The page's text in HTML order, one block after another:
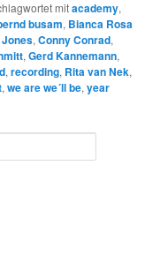
mitacademy,
busam, Bianca Rosa
,Conny Conrad,
,Gerd Kannemann,
,recording, Rita van Nek,
,we are we´ll be,year